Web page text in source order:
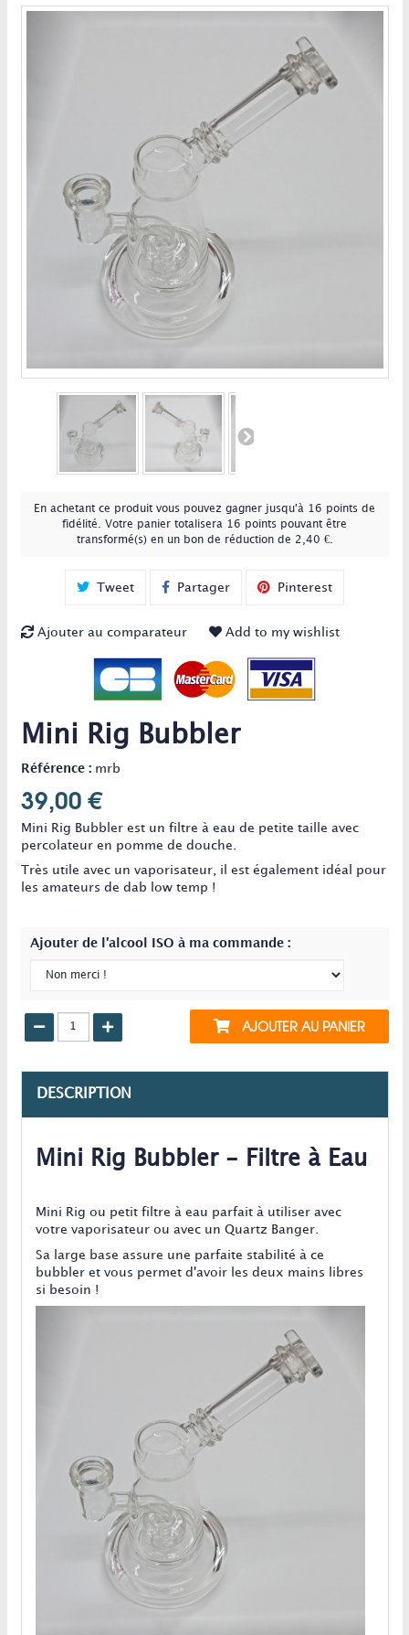
En achetant ce produit vous pouvez gagner jusqu'à 16 points de
fidélité . Votre panier totalisera 16 points pouvant être
transformé(s) en un bon de réduction de 2,40 €.
Tweet Partager Pinterest
Ajouter au comparateur Add to my wishlist
Mini Rig Bubbler
Référence : mrb
39,00 €
Mini Rig Bubbler est un filtre à eau de petite taille avec
percolateur en pomme de douche.
Très utile avec un vaporisateur, il est également idéal pour
les amateurs de dab low temp !
Ajouter de l'alcool ISO à ma commande :
AJOUTER AU PANIER
DESCRIPTION
Mini Rig Bubbler - Filtre à Eau
Mini Rig ou petit filtre à eau parfait à utiliser avec
votre vaporisateur ou avec un Quartz Banger.
Sa large base assure une parfaite stabilité à ce
bubbler et vous permet d'avoir les deux mains libres
si besoin !